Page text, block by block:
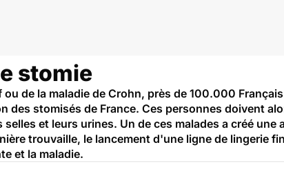
stomie
de la maladie de Crohn, près de 100.000
des stomisés de France. Ces personnes doivent
et leurs urines. Un de ces malades a créé
trouvaille, le lancement d'une ligne de lingerie
et la maladie.